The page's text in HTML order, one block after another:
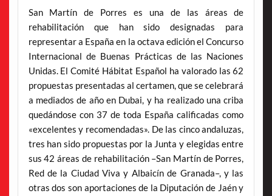
San Martín de Porres es una de las áreas de
rehabilitación que han sido designadas para
representar a España en la octava edición el Concurso
Internacional de Buenas Prácticas de las Naciones
Unidas. El Comité Hábitat Español ha valorado las 62
propuestas presentadas al certamen, que se celebrará
a mediados de año en Dubai, y ha realizado una criba
quedándose con 37 de toda España calificadas como
«excelentes y recomendadas». De las cinco andaluzas,
tres han sido propuestas por la Junta y elegidas entre
sus 42 áreas de rehabilitación –San Martín de Porres,
Red de la Ciudad Viva y Albaicín de Granada–, y las
otras dos son aportaciones de la Diputación de Jaén y